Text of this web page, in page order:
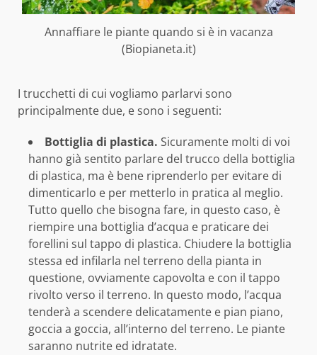
Annaffiare le piante quando si è in vacanza
(Biopianeta.it)
I trucchetti di cui vogliamo parlarvi sono
principalmente due, e sono i seguenti:
Bottiglia di plastica. Sicuramente molti di voi
hanno già sentito parlare del trucco della bottiglia
di plastica, ma è bene riprenderlo per evitare di
dimenticarlo e per metterlo in pratica al meglio.
Tutto quello che bisogna fare, in questo caso, è
riempire una bottiglia d’acqua e praticare dei
forellini sul tappo di plastica. Chiudere la bottiglia
stessa ed infilarla nel terreno della pianta in
questione, ovviamente capovolta e con il tappo
rivolto verso il terreno. In questo modo, l’acqua
tenderà a scendere delicatamente e pian piano,
goccia a goccia, all’interno del terreno. Le piante
saranno nutrite ed idratate.